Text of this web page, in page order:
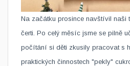
Na začátku prosince navštívil naši
čerti. Po celý měsíc jsme se pilně
počítání si děti zkusily pracovat s
praktických činnostech "pekly"